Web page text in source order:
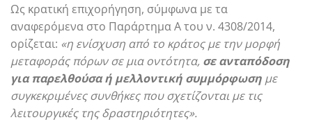
Ως κρατική επιχορήγηση, σύμφωνα με τα
αναφερόμενα στο Παράρτημα Α του ν. 4308/2014,
ορίζεται: «η ενίσχυση από το κράτος με την μορφή
μεταφοράς πόρων σε μια οντότητα, σε ανταπόδοση
για παρελθούσα ή μελλοντική συμμόρφωση με
συγκεκριμένες συνθήκες που σχετίζονται με τις
λειτουργικές της δραστηριότητες».